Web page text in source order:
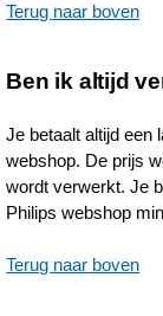
Terug naar boven
Ben ik altijd
Je betaalt altijd een
webshop. De prijs
wordt verwerkt. Je
Philips webshop
Terug naar boven